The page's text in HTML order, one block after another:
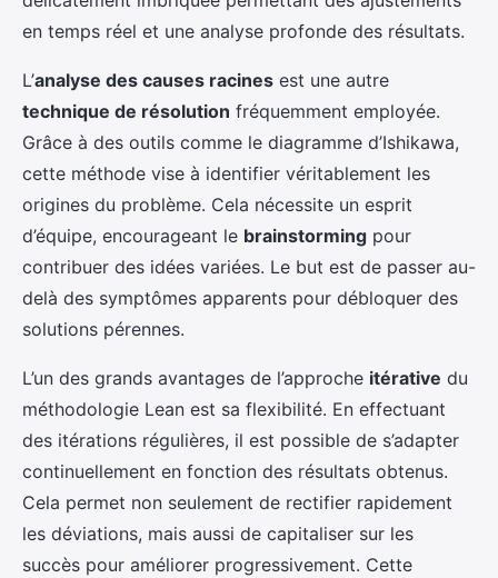
en temps réel et une analyse profonde des résultats.
L’analyse des causes racines est une autre
technique de résolution fréquemment employée.
Grâce à des outils comme le diagramme d’Ishikawa,
cette méthode vise à identifier véritablement les
origines du problème. Cela nécessite un esprit
d’équipe, encourageant le brainstorming pour
contribuer des idées variées. Le but est de passer au-
delà des symptômes apparents pour débloquer des
solutions pérennes.
L’un des grands avantages de l’approche itérative du
méthodologie Lean est sa flexibilité. En effectuant
des itérations régulières, il est possible de s’adapter
continuellement en fonction des résultats obtenus.
Cela permet non seulement de rectifier rapidement
les déviations, mais aussi de capitaliser sur les
succès pour améliorer progressivement. Cette